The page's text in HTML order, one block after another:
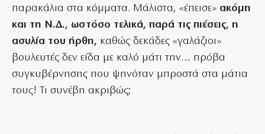
παρακάλια στα κόμματα. Μάλιστα, «έπεισε» ακόμη
και τη Ν.Δ., ωστόσο τελικά, παρά τις πιέσεις, η
ασυλία του ήρθη, καθώς δεκάδες «γαλάζιοι»
βουλευτές δεν είδα με καλό μάτι την… πρόβα
συγκυβέρνησης που ψηνόταν μπροστά στα μάτια
τους! Τι συνέβη ακριβώς;